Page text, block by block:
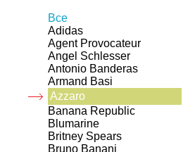
Все
Adidas
Agent Provocateur
Angel Schlesser
Antonio Banderas
Armand Basi
Azzaro
Banana Republic
Blumarine
Britney Spears
Bruno Banani